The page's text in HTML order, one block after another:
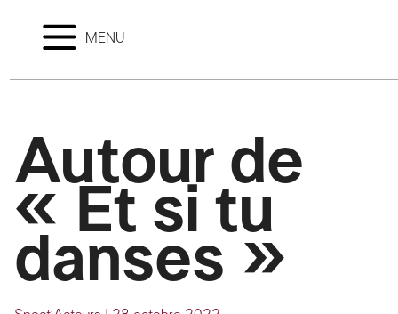
MENU
Autour de
« Et si tu
danses »